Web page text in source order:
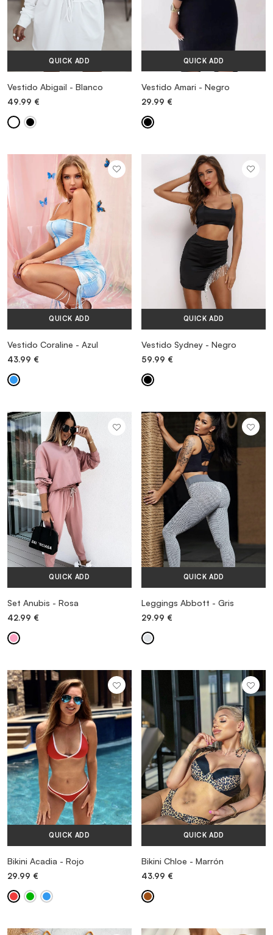
MORE INFORMATION
QUICK ADD
Vestido Abigail - Blanco
49.99 €
QUICK ADD
Vestido Amari - Negro
29.99 €
QUICK ADD
Vestido Coraline - Azul
43.99 €
QUICK ADD
Vestido Sydney - Negro
59.99 €
QUICK ADD
Set Anubis - Rosa
42.99 €
QUICK ADD
Leggings Abbott - Gris
29.99 €
QUICK ADD
Bikini Acadia - Rojo
29.99 €
QUICK ADD
Bikini Chloe - Marrón
43.99 €